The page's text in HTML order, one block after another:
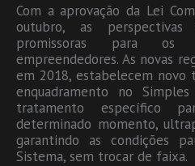
Com a aprovação da Lei
outubro, as
promissoras para
empreendedores. As novas
em 2018, estabelecem
enquadramento no
tratamento específico
determinado momento,
garantindo as condições
Sistema, sem trocar de faixa.